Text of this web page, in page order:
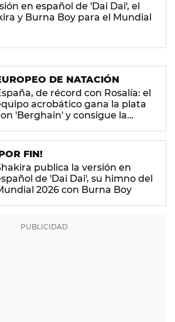
en español de 'Dai Dai', el
y Burna Boy para el Mundial
DE NATACIÓN
de récord con Rosalía: el
acrobático gana la plata
'Berghain' y consigue la
FIN!
publica la versión en
de 'Dai Dai', su himno del
2026 con Burna Boy